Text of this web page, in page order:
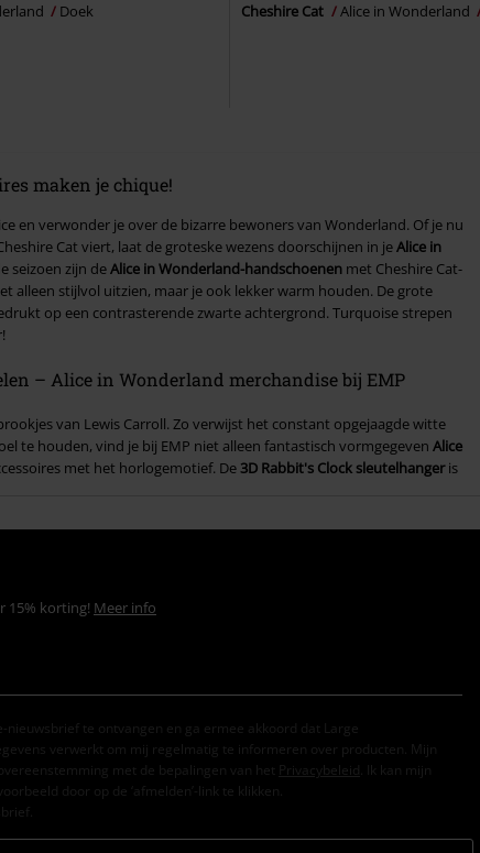
Doek Cheshire Cat Alice in Wonderland
maken je chique!
en verwonder je over de bizarre bewoners van Wonderland. Of je nu
Cat viert, laat de groteske wezens doorschijnen in jeAlice in
seizoen zijn deAlice in Wonderland-handschoenen
alleen stijlvol uitzien, maar je ook lekker warm houden. De grote
op een contrasterende zwarte achtergrond. Turquoise strepen
– Alice in Wonderland merchandise bij EMP
van Lewis Carroll. Zo verwijst het constant opgejaagde witte
te houden, vind je bij EMP niet alleen fantastisch vormgegeven Alice
met het horlogemotief. De3D Rabbit's Clock sleutelhangeris
15% korting! Meer info
nieuwsbrief te ontvangen en ga ermee akkoord dat Large
verwerkt om mij regelmatig te informeren over producten. Mijn
met de bepalingen van het
Privacybeleid . Ik kan mijn
door op de ‘afmelden’-link te klikken.